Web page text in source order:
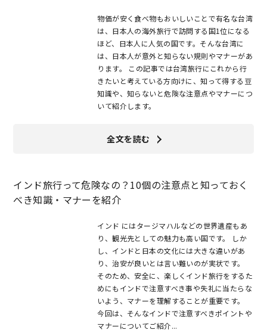
物価が安く食べ物もおいしいことで有名な台湾
は、日本人の海外旅行で訪問する国1位になる
ほど、日本人に人気の国です。そんな台湾に
は、日本人が意外と知らない規則やマナーがあ
ります。 この記事では台湾旅行にこれから行
きたいと考えている方向けに、知って得する豆
知識や、知らないと危険な注意点やマナーにつ
いて紹介します。
全文を読む
インド旅行って危険なの？10個の注意点と知っておく
べき知識・マナーを紹介
インド にはタージマハルなどの世界遺産もあ
り、観光先としての魅力も高い国です。 しか
し、インドと日本の文化には大きな違いがあ
り、治安が良いとは言い難いのが実状です。
そのため、安全に、楽しくインド旅行をするた
めにもインドで注意すべき事や失礼に当たらな
いよう、マナーを理解することが重要です。
今回は、そんなインドで注意すべきポイントや
マナーについてご紹介...